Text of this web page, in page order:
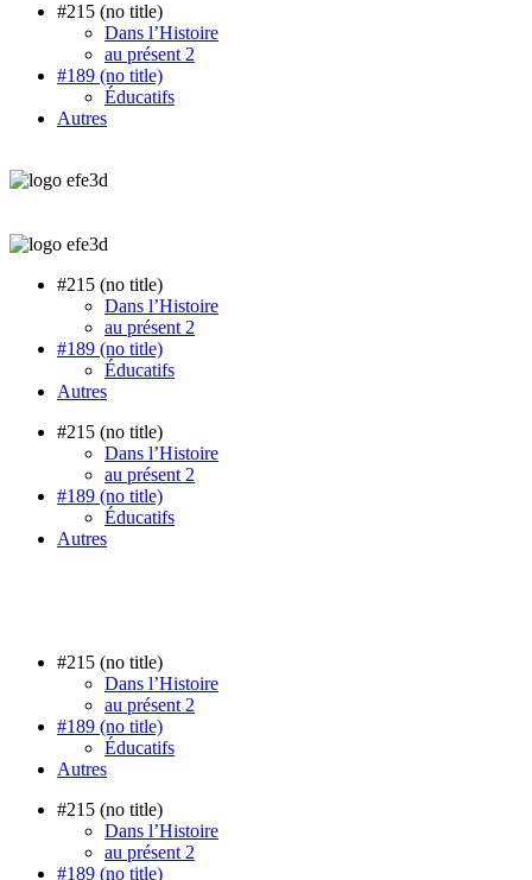
#215 (no title)
Dans l’Histoire
au présent 2
#189 (no title)
Éducatifs
Autres
#215 (no title)
Dans l’Histoire
au présent 2
#189 (no title)
Éducatifs
Autres
#215 (no title)
Dans l’Histoire
au présent 2
#189 (no title)
Éducatifs
Autres
#215 (no title)
Dans l’Histoire
au présent 2
#189 (no title)
Éducatifs
Autres
#215 (no title)
Dans l’Histoire
au présent 2
#189 (no title)